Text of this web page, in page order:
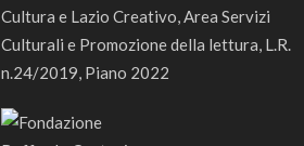
Cultura e Lazio Creativo, Area Servizi
Culturali e Promozione della lettura, L.R.
n.24/2019, Piano 2022